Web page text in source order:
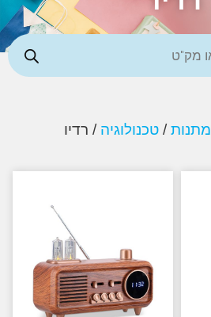
/טכנולוגיה/ רדיו